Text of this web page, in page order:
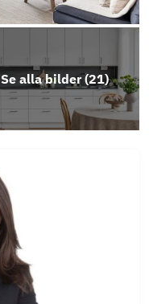
Se alla bilder (21)